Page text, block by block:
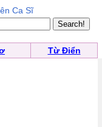
Ca Sĩ
Từ Điển